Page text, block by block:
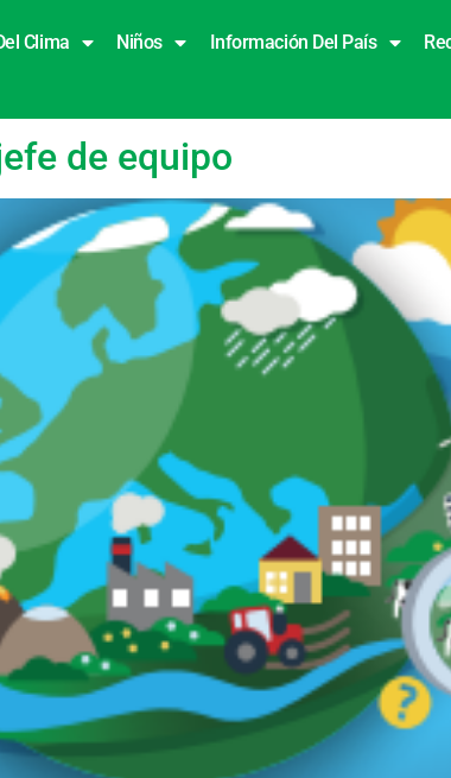
Clima Niños Información Del País
de equipo